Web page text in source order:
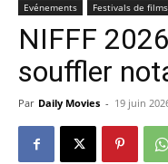
Evénements Festivals de films
NIFFF
souffler
Par Daily Movies - 19 juin